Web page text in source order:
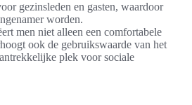
gezinsleden en gasten, waardoor
worden.
men niet alleen een comfortabele
ook de gebruikswaarde van het
plek voor sociale